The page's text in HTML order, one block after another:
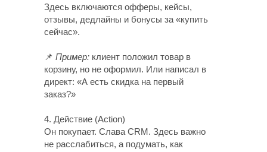
Здесь включаются офферы, кейсы,
отзывы, дедлайны и бонусы за «купить
сейчас».
📌 Пример: клиент положил товар в
корзину, но не оформил. Или написал в
директ: «А есть скидка на первый
заказ?»
4. Действие (Action)
Он покупает. Слава CRM. Здесь важно
не расслабиться, а подумать, как